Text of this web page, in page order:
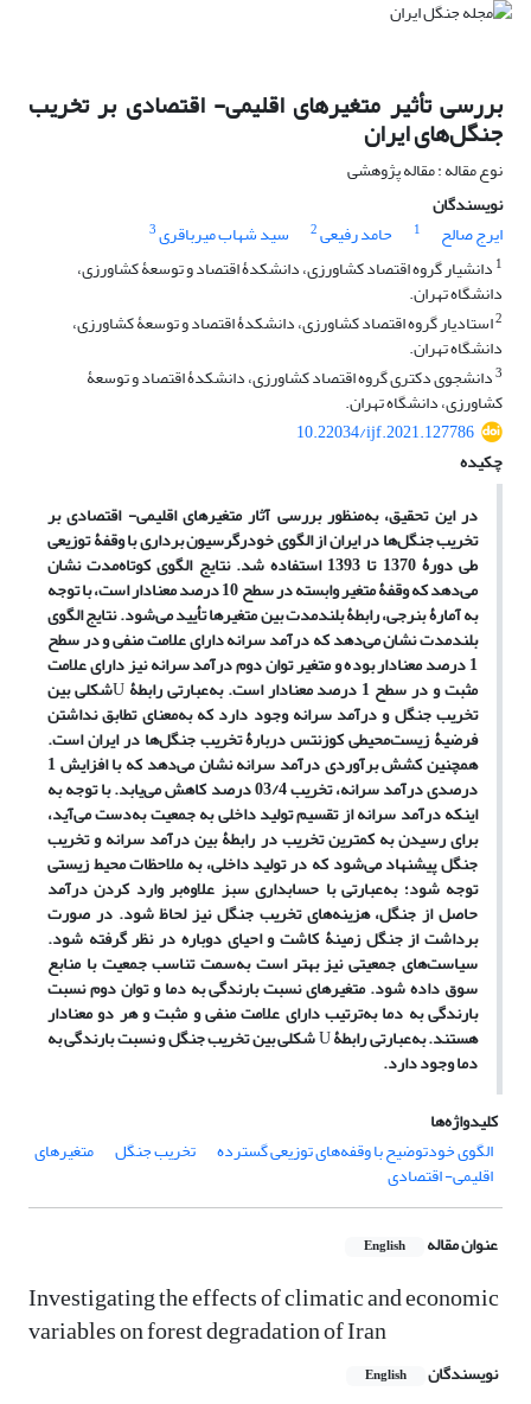
بررسی تأثیر متغیرهای اقلیمی- اقتصادی بر تخریب
جنگل‌های ایران
نوع مقاله : مقاله پژوهشی
نویسندگان
ایرج صالح
1 حامد رفیعی2 سید شهاب میرباقری3
1 دانشیار گروه اقتصاد کشاورزی، دانشکدۀ اقتصاد و توسعۀ کشاورزی،
دانشگاه تهران.
2استادیار گروه اقتصاد کشاورزی، دانشکدۀ اقتصاد و توسعۀ کشاورزی،
دانشگاه تهران.
3دانشجوی دکتری گروه اقتصاد کشاورزی، دانشکدۀ اقتصاد و توسعۀ
کشاورزی، دانشگاه تهران.
10.22034/ijf.2021.127786
چکیده
در این تحقیق، به‌منظور بررسی آثار متغیرهای اقلیمی- اقتصادی بر
تخریب جنگل‌ها در ایران از الگوی خودرگرسیون برداری با وقفۀ توزیعی
طی دورۀ 1370 تا 1393 استفاده شد. نتایج الگوی کوتاه‌مدت نشان
می‌دهد که وقفۀ متغیر وابسته در سطح 10 درصد معنادار است، با توجه
به آمارۀ بنرجی، رابطۀ بلندمدت بین متغیرها تأیید می‌شود. نتایج الگوی
بلندمدت نشان می‌دهد که درآمد سرانه دارای علامت منفی و در سطح
1 درصد معنادار بوده و متغیر توان دوم درآمد سرانه نیز دارای علامت
مثبت و در سطح 1 درصد معنادار است. به‌عبارتی رابطۀ Uشکلی بین
تخریب جنگل و درآمد سرانه وجود دارد که به‌معنای تطابق نداشتن
فرضیۀ زیست‌محیطی کوزنتس دربارۀ تخریب جنگل‌ها در ایران است.
همچنین کشش برآوردی درآمد سرانه نشان می‌دهد که با افزایش 1
درصدی درآمد سرانه، تخریب 03/4 درصد کاهش می‌یابد. با توجه به
اینکه درآمد سرانه از تقسیم تولید داخلی به جمعیت به‌دست می‌آید،
برای رسیدن به کمترین تخریب در رابطۀ بین درآمد سرانه و تخریب
جنگل پیشنهاد می‌شود که در تولید داخلی، به ملاحظات محیط زیستی
توجه شود؛ به‌عبارتی با حسابداری سبز علاوه‌بر وارد کردن درآمد
حاصل از جنگل، هزینه‌های تخریب جنگل نیز لحاظ شود. در صورت
برداشت از جنگل زمینۀ کاشت و احیای دوباره در نظر گرفته شود.
سیاست‌های جمعیتی نیز بهتر است به‌سمت تناسب جمعیت با منابع
سوق داده شود. متغیرهای نسبت بارندگی به دما و توان دوم نسبت
بارندگی به دما به‌ترتیب دارای علامت منفی و مثبت و هر دو معنادار
هستند. بهعبارتی رابطۀU‌ شکلی بین تخریب جنگل و نسبت بارندگی به
دما وجود دارد.
کلیدواژه‌ها
الگوی خودتوضیح با وقفه‌های توزیعی گسترده
تخریب جنگل متغیرهای
اقلیمی- اقتصادی
عنوان مقاله English
Investigating the effects of climatic and economic
variables on forest degradation of Iran
نویسندگان English